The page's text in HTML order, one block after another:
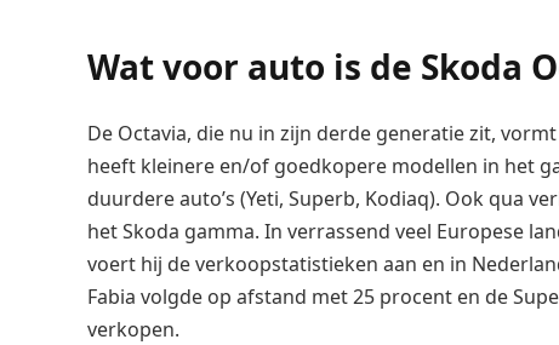
Wat voor auto is de Skoda
De Octavia, die nu in zijn derde generatie zit,
heeft kleinere en/of goedkopere modellen in het
duurdere auto’s (Yeti, Superb, Kodiaq). Ook qua
het Skoda gamma. In verrassend veel Europese
voert hij de verkoopstatistieken aan en in
Fabia volgde op afstand met 25 procent en de
verkopen.